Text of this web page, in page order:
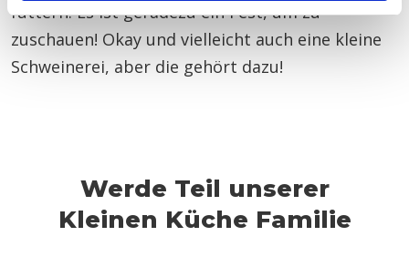
füttern. Es ist geradezu ein Fest, um zu
zuschauen! Okay und vielleicht auch eine kleine
Schweinerei, aber die gehört dazu!
Werde Teil unserer
Kleinen Küche Familie